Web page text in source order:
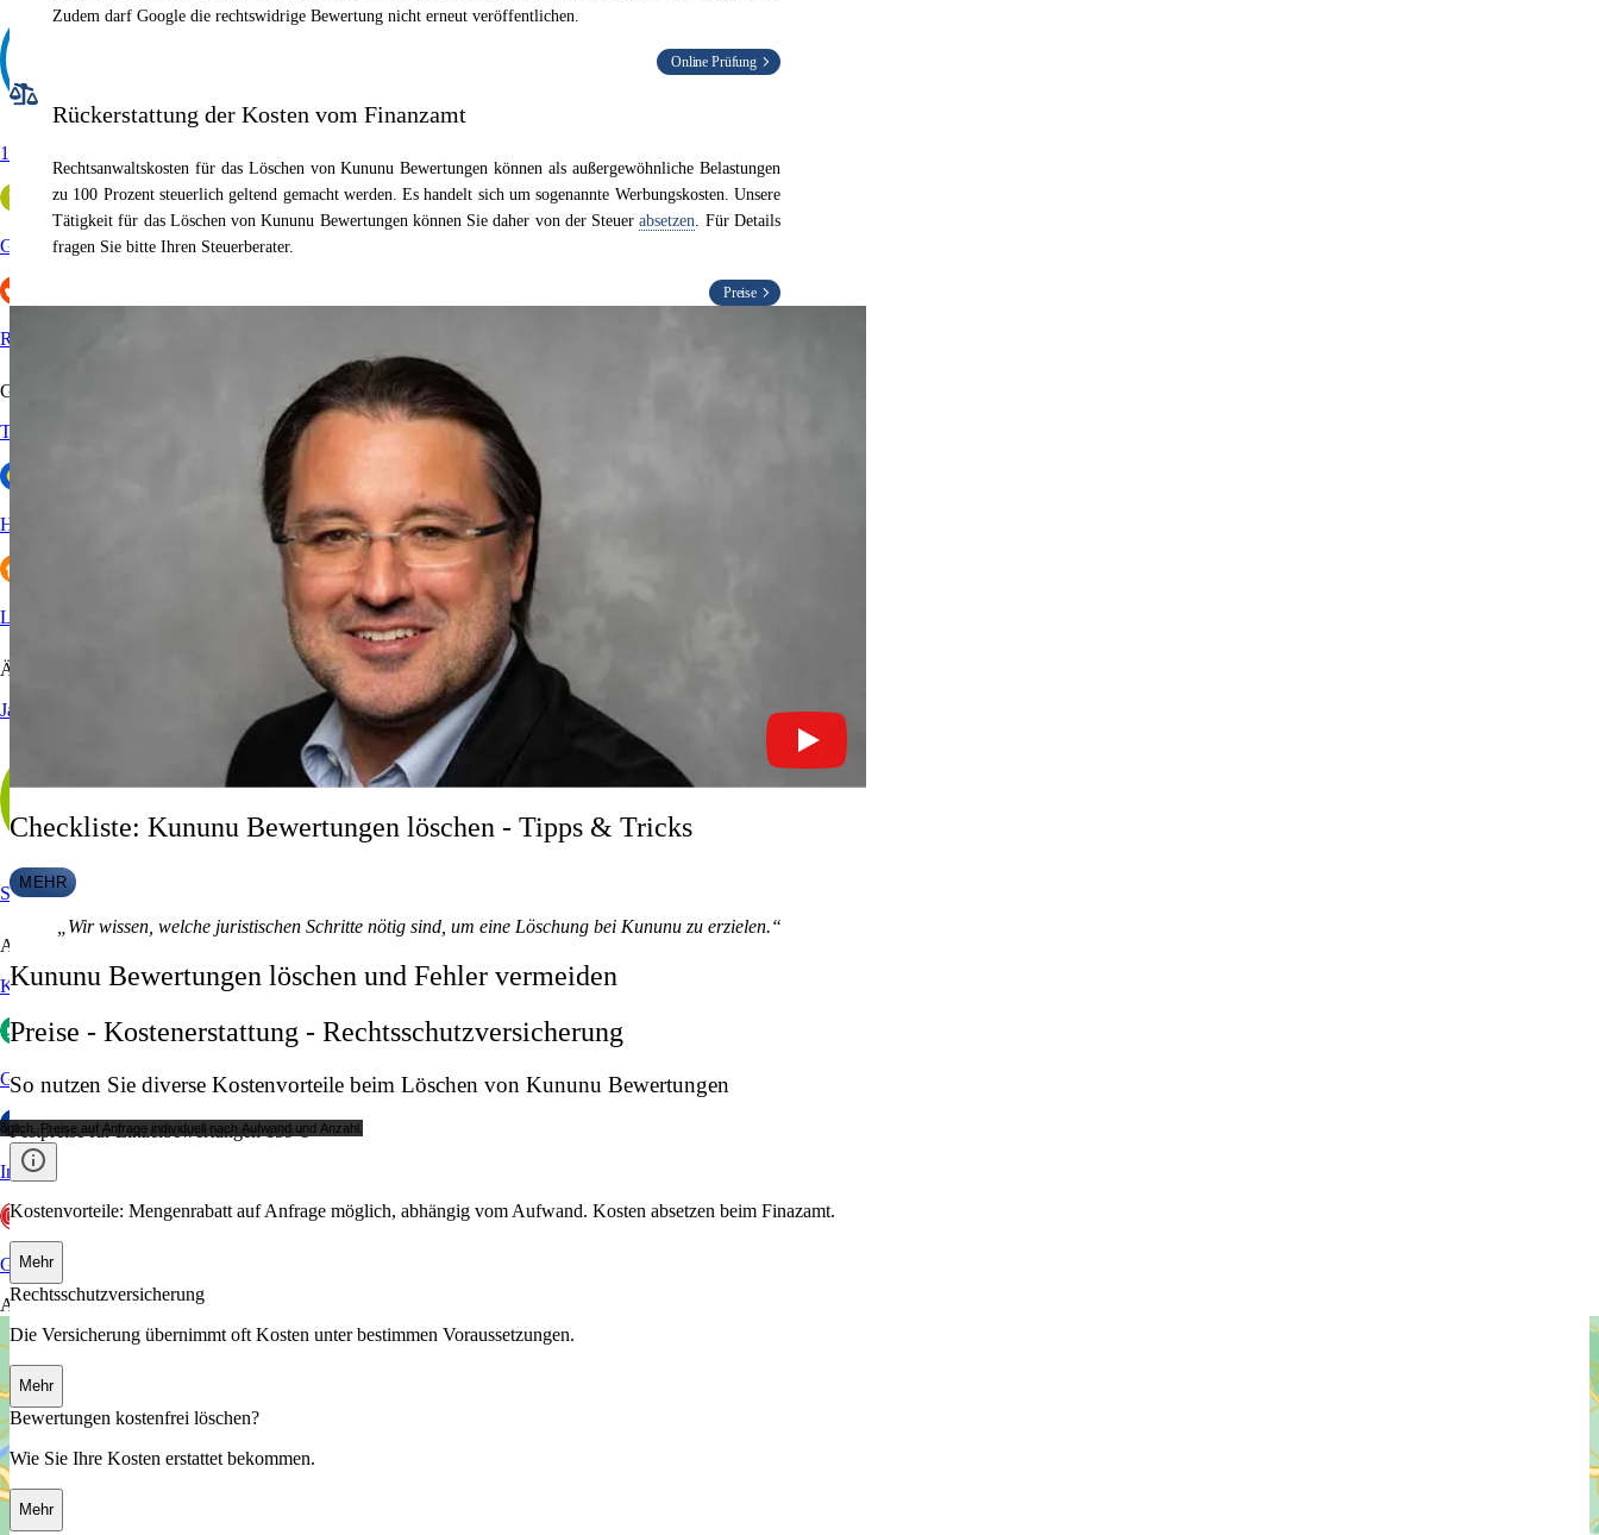
11880
Golocal
Reddit
Gastronomie & Hotels
Tripadvisor
HolidayCheck
Lieferando
Ärzte
Jameda
Sanego
Arbeitgeberportale
Kununu
Glassdoor
Indeed
GoWork
Aktuelles
Zudem darf Google die rechtswidrige Bewertung nicht erneut veröffentlichen.
Online Prüfung
Rückerstattung der Kosten vom Finanzamt
Rechtsanwaltskosten für das Löschen von Kununu Bewertungen können als außergewöhnliche Belastungen
zu 100 Prozent steuerlich geltend gemacht werden. Es handelt sich um sogenannte Werbungskosten. Unsere
Tätigkeit für das Löschen von Kununu Bewertungen können Sie daher von der Steuerabsetzen . Für Details
fragen Sie bitte Ihren Steuerberater.
Preise
Rechtsanwalt Imanuel Schulz
Checkliste: Kununu Bewertungen löschen - Tipps & Tricks
MEHR
„Wir wissen, welche juristischen Schritte nötig sind, um eine Löschung bei Kununu zu erzielen.“
Kununu Bewertungen löschen und Fehler vermeiden
Preise - Kostenerstattung - Rechtsschutzversicherung
So nutzen Sie diverse Kostenvorteile beim Löschen von Kununu Bewertungen
Festpreise für Einzelbewertungen 159 €
Preise auf Anfrage individuell nach Aufwand und Anzahl.
Kostenvorteile: Mengenrabatt auf Anfrage möglich, abhängig vom Aufwand. Kosten absetzen beim Finazamt.
Mehr
Rechtsschutzversicherung
Die Versicherung übernimmt oft Kosten unter bestimmen Voraussetzungen.
Mehr
Bewertungen kostenfrei löschen?
Wie Sie Ihre Kosten erstattet bekommen.
Mehr